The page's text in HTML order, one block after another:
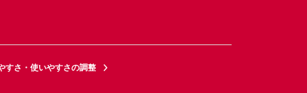
すさ・使いやすさの調整